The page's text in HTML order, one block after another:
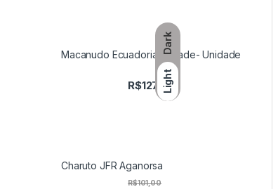
Dark
Light
Macanudo Ecuadorian Shade- Unidade
R$127,50
Charuto JFR Aganorsa
R$101,00